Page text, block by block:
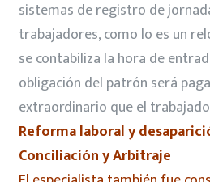
sistemas de registro de
trabajadores, como lo es un
se contabiliza la hora de
obligación del patrón será
extraordinario que el
Reforma laboral y
Conciliación y Arbitraje